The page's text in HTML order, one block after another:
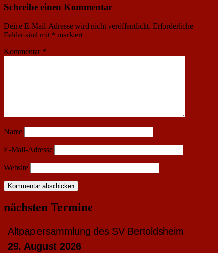
Schreibe einen Kommentar
Deine E-Mail-Adresse wird nicht veröffentlicht. Erforderliche
Felder sind mit * markiert
Kommentar *
Name
E-Mail-Adresse
Website
nächsten Termine
Altpapiersammlung des SV Bertoldsheim
29. August 2026